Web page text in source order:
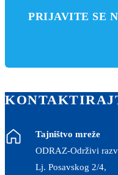
PRIJAVITE SE
Tajništvo mreže
ODRAZ-Održivi
Lj. Posavskog 2/4,